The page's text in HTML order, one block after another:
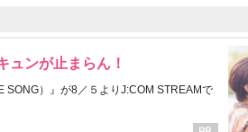
ュンが止まらん！
SONG）』が8／５よりJ:COM STREAMで